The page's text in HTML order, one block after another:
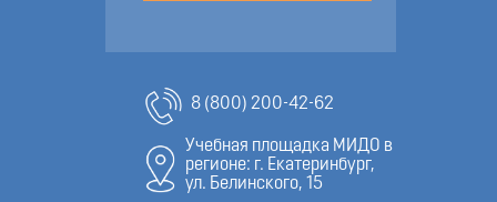
8 (800) 200-42-62
Учебная площадка МИДО в
регионе: г. Екатеринбург,
ул. Белинского, 15